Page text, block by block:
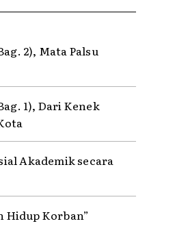
2), Mata Palsu
1), Dari Kenek
Akademik secara
Hidup Korban”